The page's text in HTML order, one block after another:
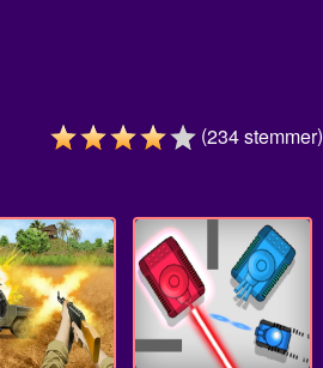
(234stemmer)